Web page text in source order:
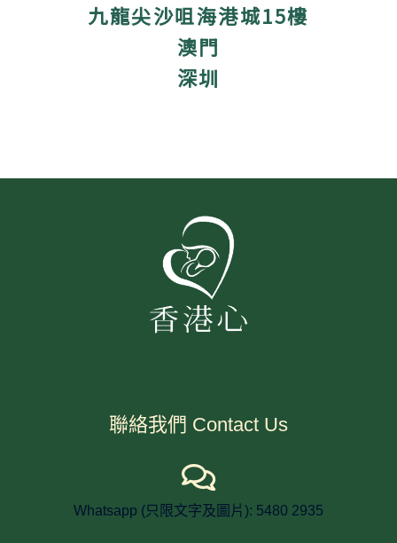
九龍尖沙咀海港城15樓
澳門
深圳
聯絡我們 Contact Us
Whatsapp (只限文字及圖片): 5480 2935